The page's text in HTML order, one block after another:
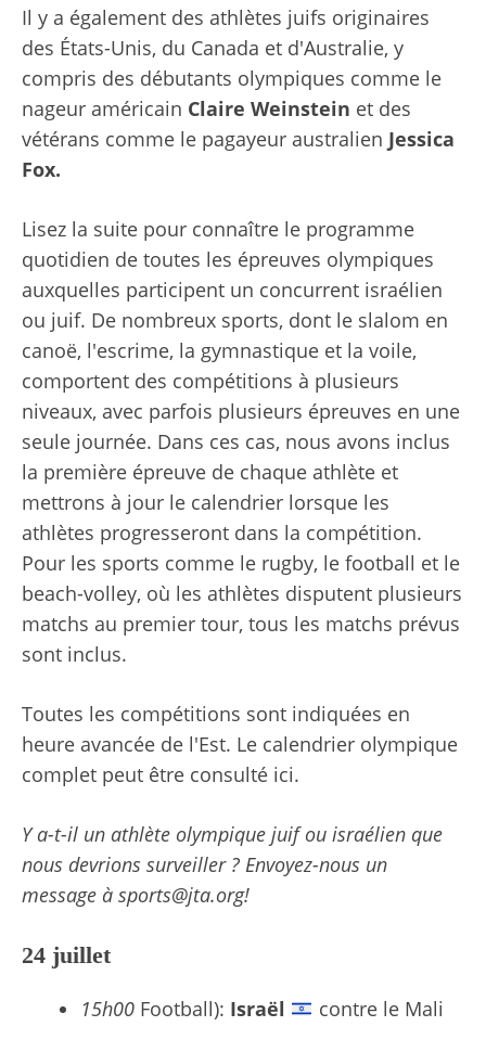
Il y a également des athlètes juifs originaires
des États-Unis, du Canada et d'Australie, y
compris des débutants olympiques comme le
nageur américain Claire Weinstein et des
vétérans comme le pagayeur australien Jessica
Fox.
Lisez la suite pour connaître le programme
quotidien de toutes les épreuves olympiques
auxquelles participent un concurrent israélien
ou juif. De nombreux sports, dont le slalom en
canoë, l'escrime, la gymnastique et la voile,
comportent des compétitions à plusieurs
niveaux, avec parfois plusieurs épreuves en une
seule journée. Dans ces cas, nous avons inclus
la première épreuve de chaque athlète et
mettrons à jour le calendrier lorsque les
athlètes progresseront dans la compétition.
Pour les sports comme le rugby, le football et le
beach-volley, où les athlètes disputent plusieurs
matchs au premier tour, tous les matchs prévus
sont inclus.
Toutes les compétitions sont indiquées en
heure avancée de l'Est. Le calendrier olympique
complet peut être consulté ici.
Y a-t-il un athlète olympique juif ou israélien que
nous devrions surveiller ? Envoyez-nous un
message à sports@jta.org!
24 juillet
15h00 Football): Israël contre le Mali